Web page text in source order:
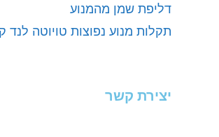
דליפת שמן מהמנוע
תקלות מנוע נפוצות טויוטה לנד
יצירת קשר